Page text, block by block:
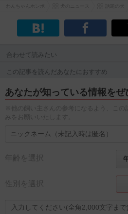
合わせて読みたい
この記事を読んだあなたにおすすめ
あなたが知っている情報をぜ
※他の飼い主さんの参考になるよう、この
みをお願いいたします。
年齢を選択
性別を選択